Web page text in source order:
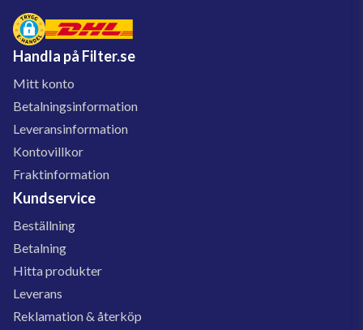
Handla på Filter.se
Mitt konto
Betalningsinformation
Leveransinformation
Kontovillkor
Fraktinformation
Kundservice
Beställning
Betalning
Hitta produkter
Leverans
Reklamation & återköp